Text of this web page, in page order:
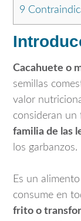
9
Cacahuete o
semillas
valor
consideran un
familia de las
los garbanzos.
Es un
consume en
frito o